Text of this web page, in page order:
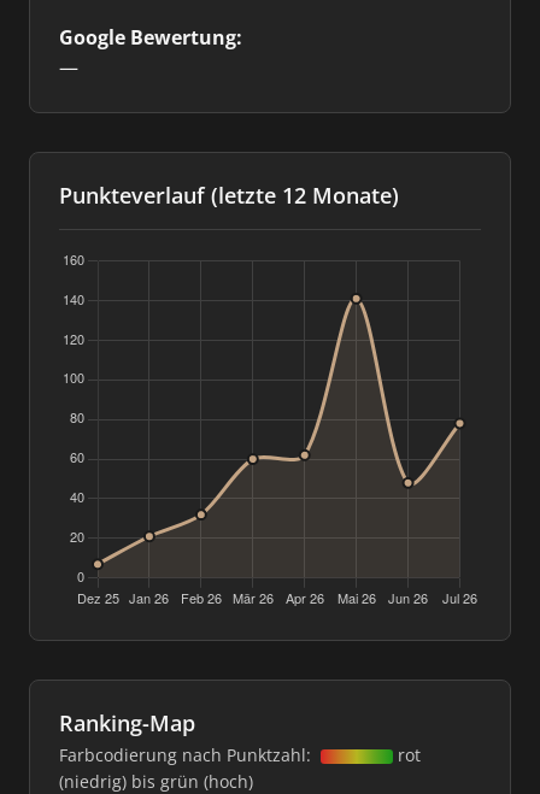
Google Bewertung:
—
Punkteverlauf (letzte 12 Monate)
Ranking-Map
Farbcodierung nach Punktzahl:
rot
(niedrig) bis grün (hoch)